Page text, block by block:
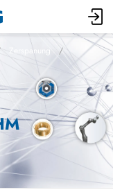
Zerspanung